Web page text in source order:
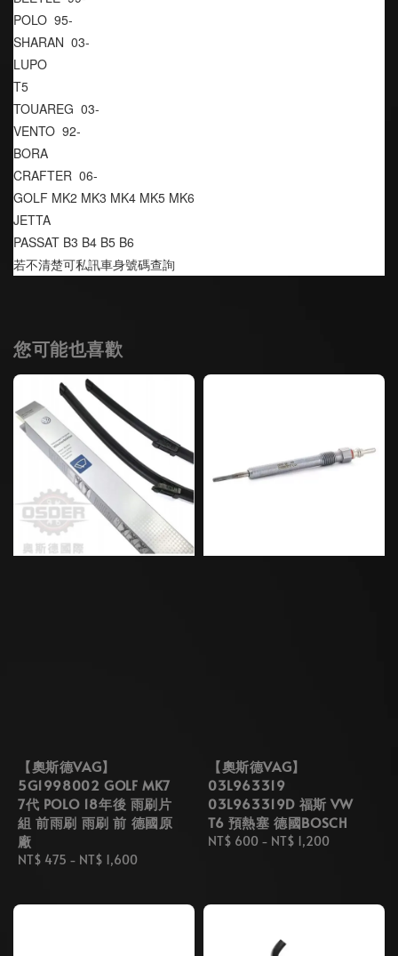
POLO  95-
SHARAN  03-
LUPO
T5
TOUAREG  03-
VENTO  92-
BORA
CRAFTER  06-
GOLF MK2 MK3 MK4 MK5 MK6
JETTA
PASSAT B3 B4 B5 B6
若不清楚可私訊車身號碼查詢
您可能也喜歡
【奧斯德VAG】
5G1998002 GOLF MK7
7代 POLO 18年後 雨刷片
組 前雨刷 雨刷 前 德國原
廠
Regular
NT$ 475 - NT$ 1,600
【奧斯德VAG】
03L963319
03L963319D 福斯 VW
T6 預熱塞 德國BOSCH
Regular
NT$ 600 - NT$ 1,200